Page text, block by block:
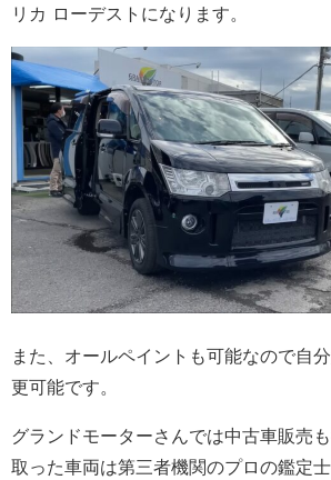
リカ ローデストになります。
また、オールペイントも可能なので自
更可能です。
グランドモーターさんでは中古車販売
取った車両は第三者機関のプロの鑑定